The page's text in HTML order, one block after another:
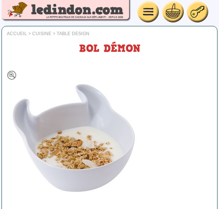
ACCUEIL > CUISINE > TABLE DESIGN
BOL DÉMON